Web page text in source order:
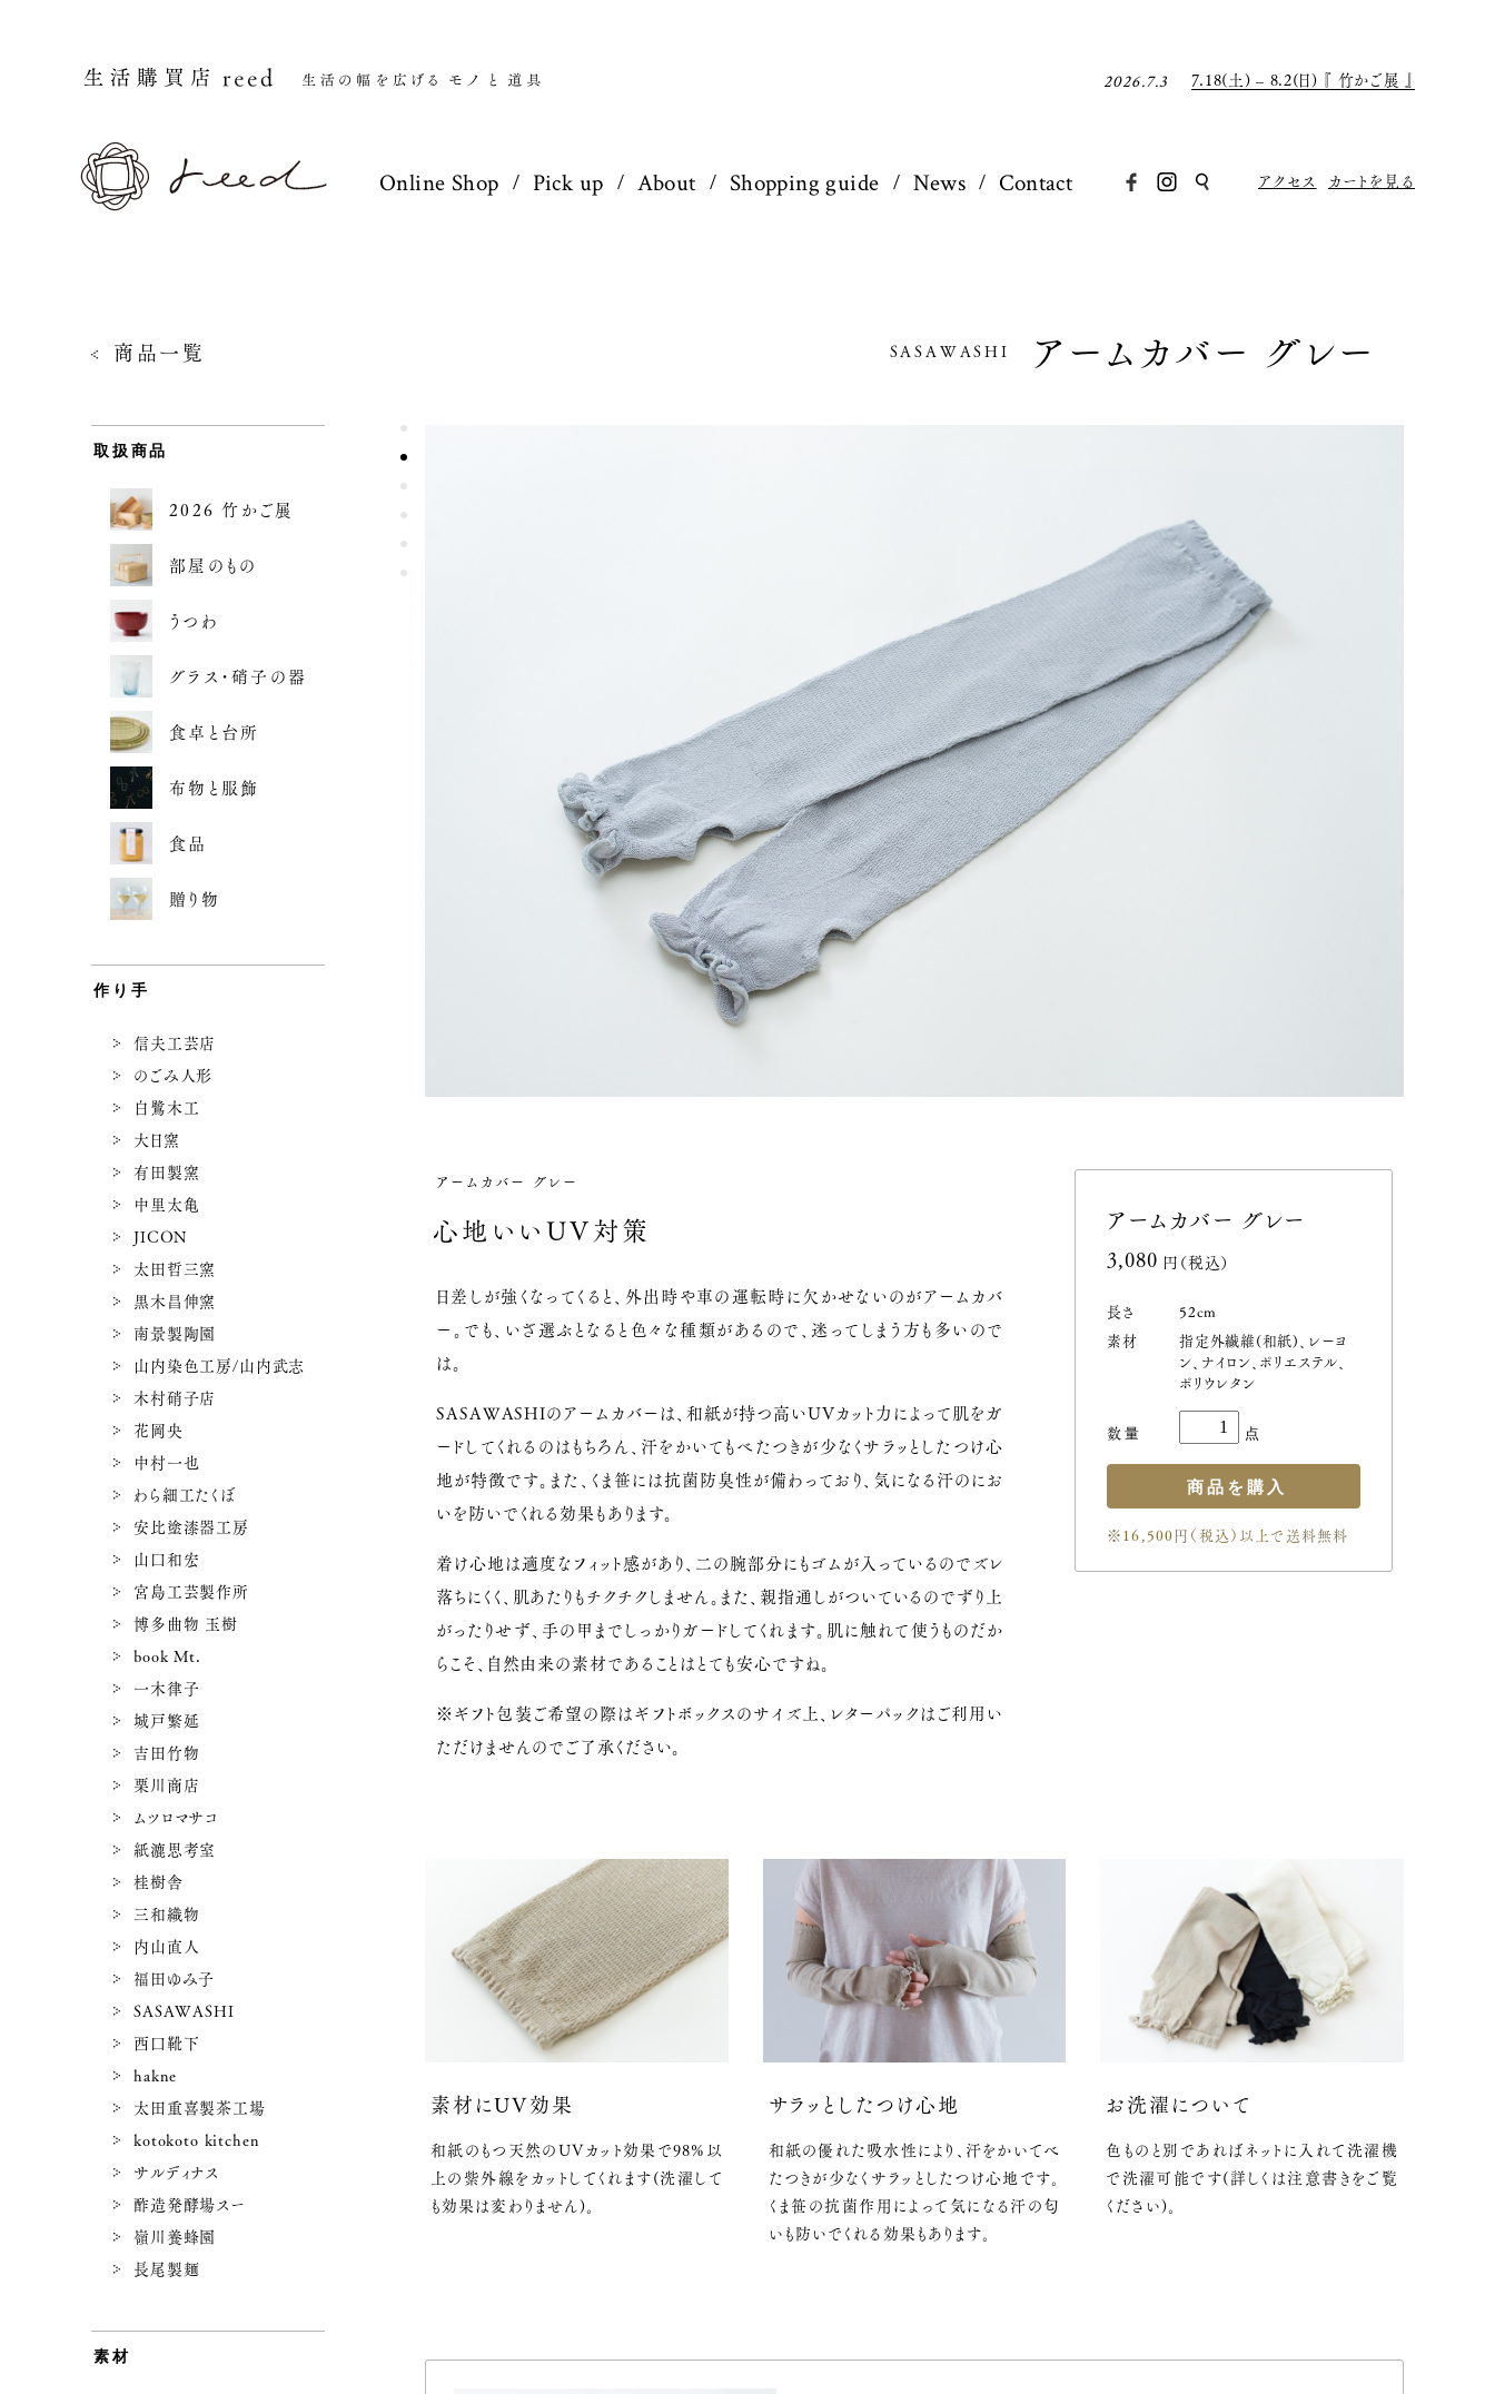
7.18(土) – 8.2(日) 『 竹かご展 』
2026.7.3
7.18(土) – 8.2(日) 『 竹かご展 』
2026.7.3
7月の店休日について
2026.6.30
Online Shop Pick up About Shopping guide News Contact アクセス カートを見る
商品一覧 SASAWASHI アームカバー グレー
アームカバー グレー
心地いいUV対策
日差しが強くなってくると、外出時や車の運転時に欠かせないのがアームカバ
ー。でも、いざ選ぶとなると色々な種類があるので、迷ってしまう方も多いので
は。
SASAWASHIのアームカバーは、和紙が持つ高いUVカット力によって肌をガ
ードしてくれるのはもちろん、汗をかいてもべたつきが少なくサラッとしたつけ心
地が特徴です。また、くま笹には抗菌防臭性が備わっており、気になる汗のにお
いを防いでくれる効果もあります。
着け心地は適度なフィット感があり、二の腕部分にもゴムが入っているのでズレ
落ちにくく、肌あたりもチクチクしません。また、親指通しがついているのでずり上
がったりせず、手の甲までしっかりガードしてくれます。肌に触れて使うものだか
らこそ、自然由来の素材であることはとても安心ですね。
※ギフト包装ご希望の際はギフトボックスのサイズ上、レターパックはご利用い
ただけませんのでご了承ください。
アームカバー グレー
3,080円(税込)
長さ
52cm
素材
指定外繊維(和紙)、レーヨ
ン、ナイロン、ポリエステル、
ポリウレタン
※16,500円（税込）以上で送料無料
素材にUV効果
和紙のもつ天然のUVカット効果で98%以
上の紫外線をカットしてくれます(洗濯して
も効果は変わりません)。
サラッとしたつけ心地
和紙の優れた吸水性により、汗をかいてべ
たつきが少なくサラッとしたつけ心地です。
くま笹の抗菌作用によって気になる汗の匂
いも防いでくれる効果もあります。
お洗濯について
色ものと別であればネットに入れて洗濯機
で洗濯可能です(詳しくは注意書きをご覧
ください)。
取扱商品
2026 竹かご展
部屋のもの
うつわ
グラス・硝子の器
食卓と台所
布物と服飾
食品
贈り物
作り手
信夫工芸店
のごみ人形
白鷺木工
大日窯
有田製窯
中里太亀
JICON
太田哲三窯
黒木昌伸窯
南景製陶園
山内染色工房/山内武志
木村硝子店
花岡央
中村一也
わら細工たくぼ
安比塗漆器工房
山口和宏
宮島工芸製作所
博多曲物 玉樹
book Mt.
一木律子
城戸繁延
吉田竹物
栗川商店
ムツロマサコ
紙漉思考室
桂樹舎
三和織物
内山直人
福田ゆみ子
SASAWASHI
西口靴下
hakne
太田重喜製茶工場
kotokoto kitchen
サルディナス
酢造発酵場スー
嶺川養蜂園
長尾製麺
素材